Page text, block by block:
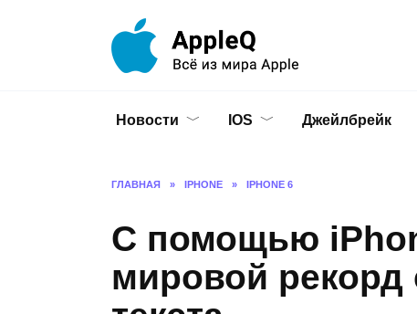
Новости IOS Джейлбрейк
ГЛАВНАЯ » IPHONE » IPHONE 6
С помощью
мировой рекорд